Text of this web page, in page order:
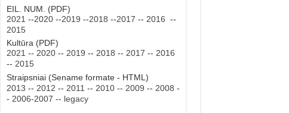
EIL. NUM. (PDF)
2021 --2020--2019 --2018 --2017 -- 2016 --
2015
Kultūra (PDF)
2021 -- 2020-- 2019 -- 2018 -- 2017 -- 2016
-- 2015
Straipsniai (Sename formate - HTML)
2013 -- 2012 -- 2011 -- 2010-- 2009 -- 2008 -
- 2006-2007 -- legacy